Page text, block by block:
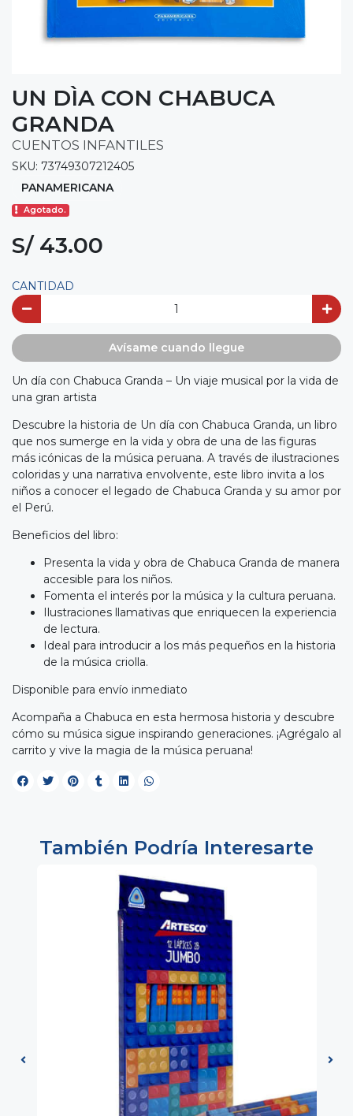
UN DÌA CON CHABUCA
GRANDA
CUENTOS INFANTILES
SKU: 73749307212405
PANAMERICANA
Agotado.
S/ 43.00
CANTIDAD
Avísame cuando llegue
Un día con Chabuca Granda – Un viaje musical por la vida de
una gran artista
Descubre la historia de Un día con Chabuca Granda, un libro
que nos sumerge en la vida y obra de una de las figuras
más icónicas de la música peruana. A través de ilustraciones
coloridas y una narrativa envolvente, este libro invita a los
niños a conocer el legado de Chabuca Granda y su amor por
el Perú.
Beneficios del libro:
Presenta la vida y obra de Chabuca Granda de manera
accesible para los niños.
Fomenta el interés por la música y la cultura peruana.
Ilustraciones llamativas que enriquecen la experiencia
de lectura.
Ideal para introducir a los más pequeños en la historia
de la música criolla.
Disponible para envío inmediato
Acompaña a Chabuca en esta hermosa historia y descubre
cómo su música sigue inspirando generaciones. ¡Agrégalo al
carrito y vive la magia de la música peruana!
También Podría Interesarte